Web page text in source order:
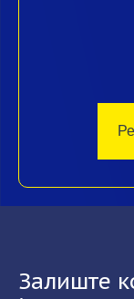
Залиште